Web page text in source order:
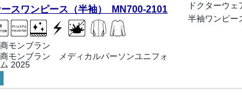
スワンピース（半袖） MN700-2101
モンブラン
モンブラン メディカルパーソンユニフォ
2025
ドクターウェ
半袖ワンピー